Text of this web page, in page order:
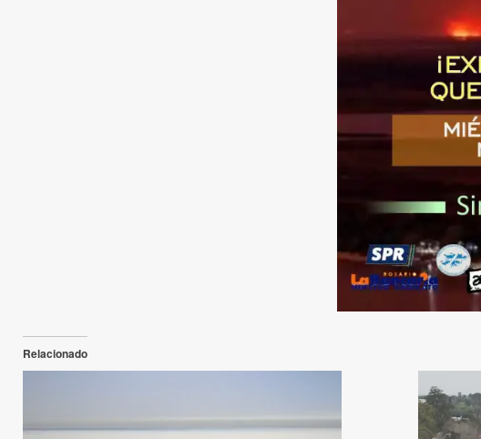
Relacionado